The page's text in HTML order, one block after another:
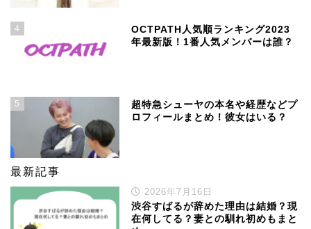
4
OCTPATH人気順ランキング2023
年最新版！1番人気メンバーは誰？
5
超特急シューヤの本名や経歴などプ
ロフィールまとめ！彼女はいる？
最新記事
2026年7月16日
渋谷すばるが辞めた理由は結婚？現
在何してる？妻との馴れ初めもまと